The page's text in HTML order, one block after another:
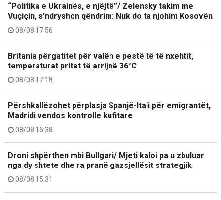
“Politika e Ukrainës, e njëjtë”/ Zelensky takim me
Vuçiçin, s’ndryshon qëndrim: Nuk do ta njohim Kosovën
08/08 17:56
Britania përgatitet për valën e pestë të të nxehtit,
temperaturat pritet të arrijnë 36°C
08/08 17:18
Përshkallëzohet përplasja Spanjë-Itali për emigrantët,
Madridi vendos kontrolle kufitare
08/08 16:38
Droni shpërthen mbi Bullgari/ Mjeti kaloi pa u zbuluar
nga dy shtete dhe ra pranë gazsjellësit strategjik
08/08 15:31